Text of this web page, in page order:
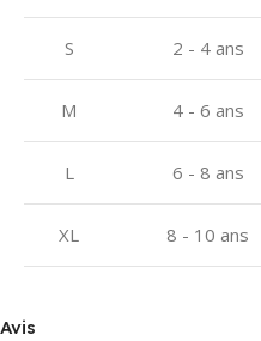
S 2 - 4 ans
M 4 - 6 ans
L 6 - 8 ans
XL 8 - 10 ans
Avis